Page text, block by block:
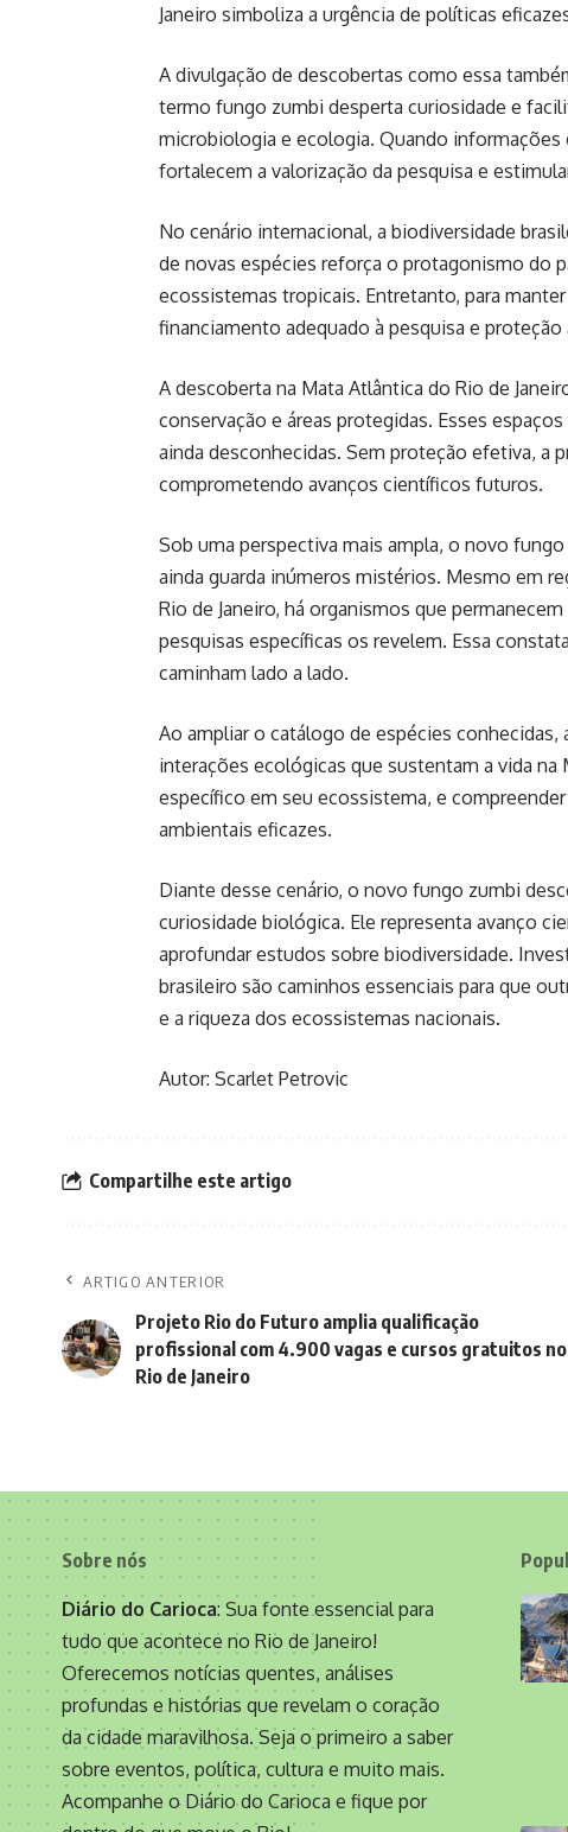
Janeiro simboliza a urgência de políticas
A divulgação de descobertas como essa
termo fungo zumbi desperta curiosidade e
microbiologia e ecologia. Quando informações
fortalecem a valorização da pesquisa e
No cenário internacional, a biodiversidade
de novas espécies reforça o protagonismo do
ecossistemas tropicais. Entretanto, para
financiamento adequado à pesquisa e
A descoberta na Mata Atlântica do Rio de
conservação e áreas protegidas. Esses
ainda desconhecidas. Sem proteção efetiva, a
comprometendo avanços científicos futuros.
Sob uma perspectiva mais ampla, o novo
ainda guarda inúmeros mistérios. Mesmo em
Rio de Janeiro, há organismos que
pesquisas específicas os revelem. Essa
caminham lado a lado.
Ao ampliar o catálogo de espécies
interações ecológicas que sustentam a vida na
específico em seu ecossistema, e
ambientais eficazes.
Diante desse cenário, o novo fungo zumbi
curiosidade biológica. Ele representa avanço
aprofundar estudos sobre biodiversidade.
brasileiro são caminhos essenciais para que
e a riqueza dos ecossistemas nacionais.
Autor: Scarlet Petrovic
Compartilhe este artigo
ARTIGO ANTERIOR
Projeto Rio do Futuro amplia qualificação
profissional com 4.900 vagas e cursos gratuitos no
Rio de Janeiro
Sobre nós
Diário do Carioca: Sua fonte essencial para
tudo que acontece no Rio de Janeiro!
Oferecemos notícias quentes, análises
profundas e histórias que revelam o coração
da cidade maravilhosa. Seja o primeiro a saber
sobre eventos, política, cultura e muito mais.
Acompanhe o Diário do Carioca e fique por